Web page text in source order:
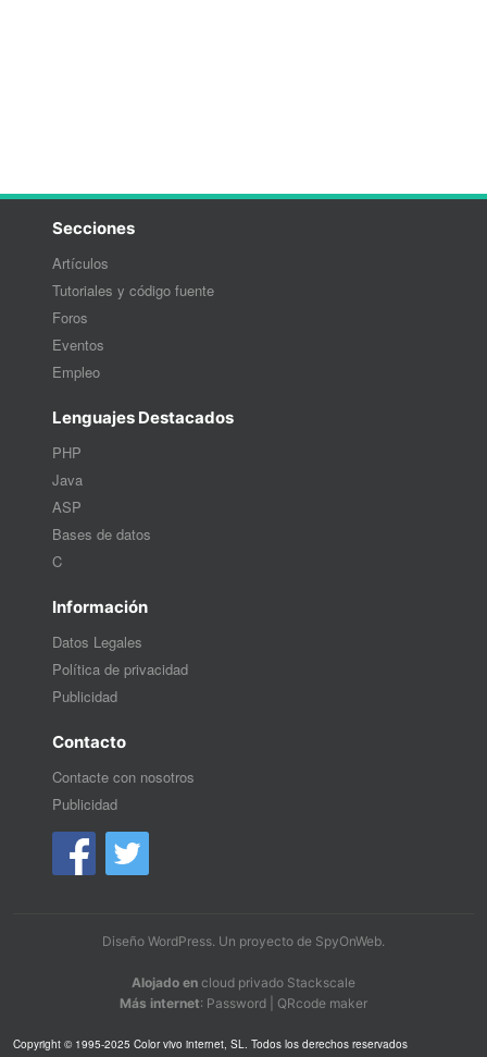
Secciones
Artículos
Tutoriales y código fuente
Foros
Eventos
Empleo
Lenguajes Destacados
PHP
Java
ASP
Bases de datos
C
Información
Datos Legales
Política de privacidad
Publicidad
Contacto
Contacte con nosotros
Publicidad
Diseño WordPress. Un proyecto de SpyOnWeb.
Alojado en cloud privado Stackscale
Más internet: Password QRcode maker
Copyright © 1995-2025 Color vivo internet, SL. Todos los derechos reservados